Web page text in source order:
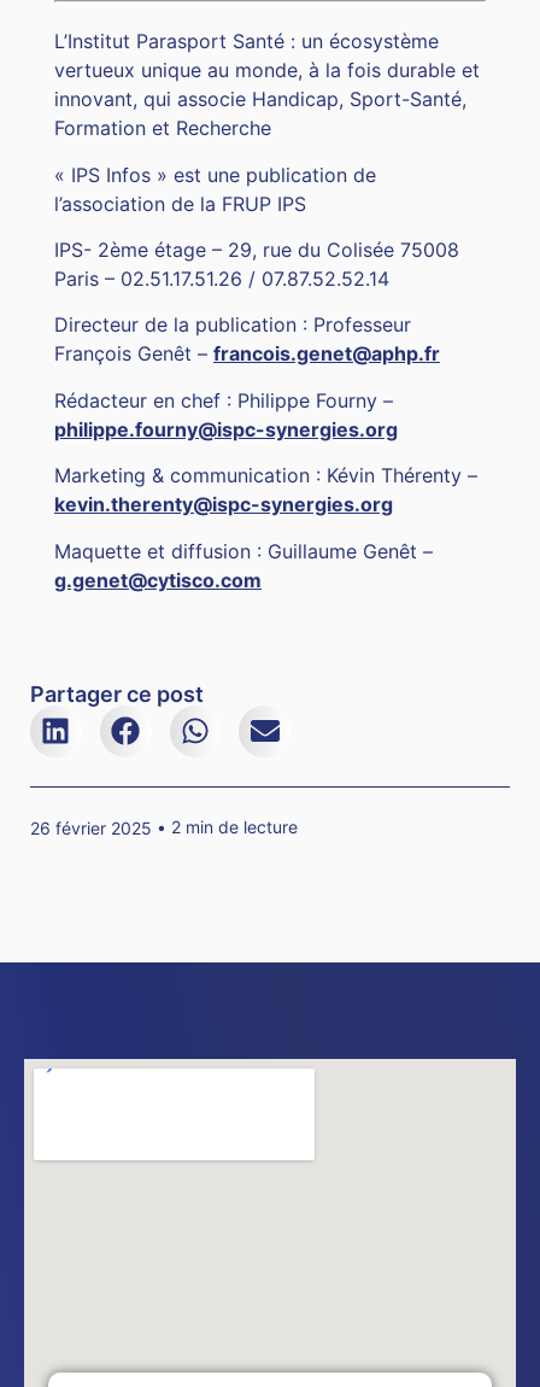
L’Institut Parasport Santé : un écosystème
vertueux unique au monde, à la fois durable et
innovant, qui associe Handicap, Sport-Santé,
Formation et Recherche
« IPS Infos » est une publication de
l’association de la FRUP IPS
IPS- 2ème étage – 29, rue du Colisée 75008
Paris – 02.51.17.51.26 / 07.87.52.52.14
Directeur de la publication : Professeur
François Genêt – francois.genet@aphp.fr
Rédacteur en chef : Philippe Fourny –
philippe.fourny@ispc-synergies.org
Marketing & communication : Kévin Thérenty –
kevin.therenty@ispc-synergies.org
Maquette et diffusion : Guillaume Genêt –
g.genet@cytisco.com
Partager ce post
26 février 2025 • 2 min de lecture